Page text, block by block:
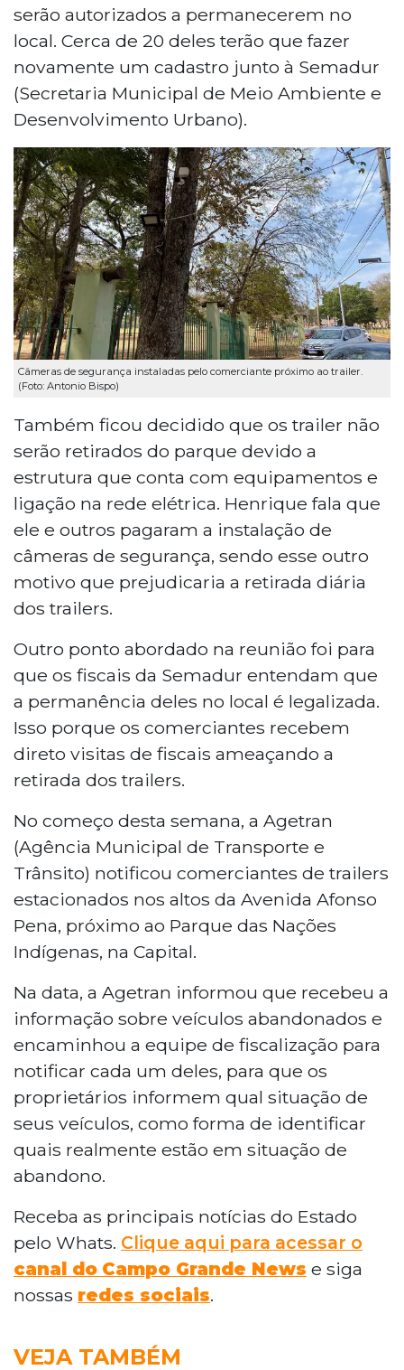
serão autorizados a permanecerem no
local. Cerca de 20 deles terão que fazer
novamente um cadastro junto à Semadur
(Secretaria Municipal de Meio Ambiente e
Desenvolvimento Urbano).
Câmeras de segurança instaladas pelo comerciante próximo ao trailer.
(Foto: Antonio Bispo)
Também ficou decidido que os trailer não
serão retirados do parque devido a
estrutura que conta com equipamentos e
ligação na rede elétrica. Henrique fala que
ele e outros pagaram a instalação de
câmeras de segurança, sendo esse outro
motivo que prejudicaria a retirada diária
dos trailers.
Outro ponto abordado na reunião foi para
que os fiscais da Semadur entendam que
a permanência deles no local é legalizada.
Isso porque os comerciantes recebem
direto visitas de fiscais ameaçando a
retirada dos trailers.
No começo desta semana, a Agetran
(Agência Municipal de Transporte e
Trânsito) notificou comerciantes de trailers
estacionados nos altos da Avenida Afonso
Pena, próximo ao Parque das Nações
Indígenas, na Capital.
Na data, a Agetran informou que recebeu a
informação sobre veículos abandonados e
encaminhou a equipe de fiscalização para
notificar cada um deles, para que os
proprietários informem qual situação de
seus veículos, como forma de identificar
quais realmente estão em situação de
abandono.
Receba as principais notícias do Estado
pelo Whats. Clique aqui para acessar o
canal do Campo Grande News e siga
nossas redes sociais.
VEJA TAMBÉM